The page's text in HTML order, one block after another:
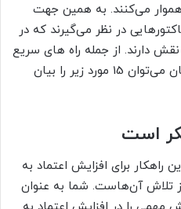
هموار می‌کنند. به همین جهت
در نظر می‌گیرند که در
دارند. از جمله راه های سریع
افزایش اعتماد به نفس در کودکان می‌توان 15 مورد زیر را بیان
است
راهکار برای افزایش اعتماد به
تلاش آن‌هاست. شما به عنوان